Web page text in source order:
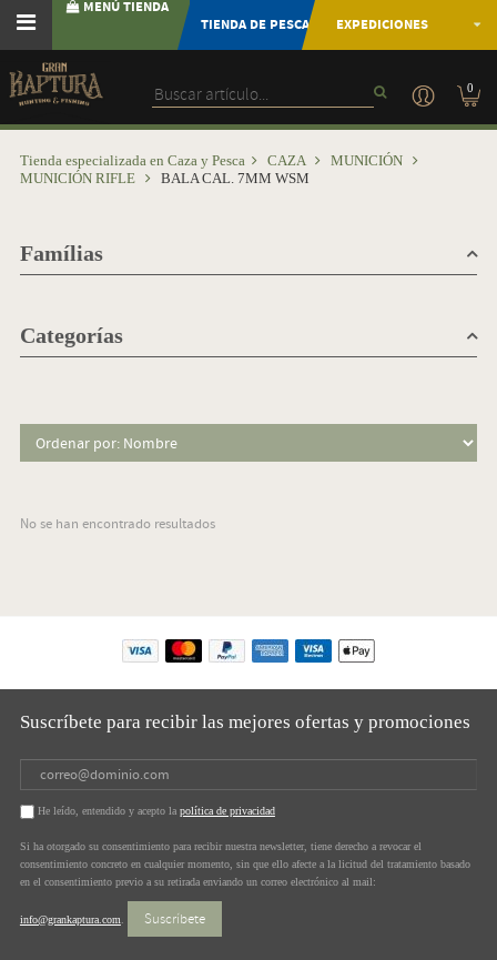
MENÚ TIENDA
TIENDA DE PESCA
EXPEDICIONES
0
Tienda especializada en Caza y Pesca CAZA
MUNICIÓN
MUNICIÓN RIFLE
BALA CAL. 7MM WSM
Famílias
Categorías
No se han encontrado resultados
Suscríbete para recibir las mejores ofertas y promociones
He leído, entendido y acepto la política de privacidad
Si ha otorgado su consentimiento para recibir nuestra newsletter, tiene derecho a revocar el
consentimiento concreto en cualquier momento, sin que ello afecte a la licitud del tratamiento basado
en el consentimiento previo a su retirada enviando un correo electrónico al mail:
info@grankaptura.com Suscríbete